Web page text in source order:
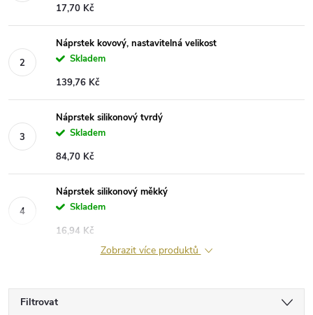
17,70 Kč
Náprstek kovový, nastavitelná velikost
Skladem
139,76 Kč
Náprstek silikonový tvrdý
Skladem
84,70 Kč
Náprstek silikonový měkký
Skladem
16,94 Kč
Zobrazit více produktů
Filtrovat